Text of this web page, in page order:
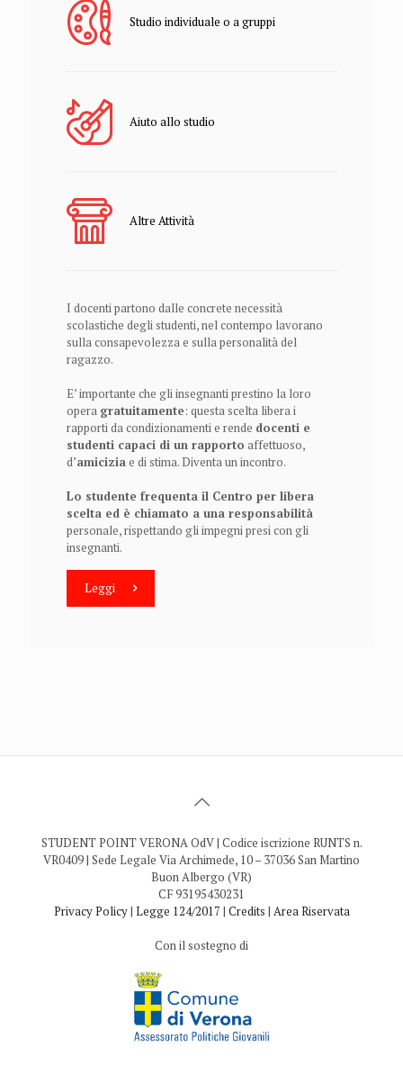
Studio individuale o a gruppi
Aiuto allo studio
Altre Attività
I docenti partono dalle concrete necessità
scolastiche degli studenti, nel contempo lavorano
sulla consapevolezza e sulla personalità del
ragazzo.
E’ importante che gli insegnanti prestino la loro
opera gratuitamente: questa scelta libera i
rapporti da condizionamenti e rende docenti e
studenti capaci di un rapporto affettuoso,
d’amiciziae di stima. Diventa un incontro.
Lo studente frequenta il Centro per libera
scelta ed è chiamato a una responsabilità
personale, rispettando gli impegni presi con gli
insegnanti.
Leggi
STUDENT POINT VERONA OdV | Codice iscrizione RUNTS n.
VR0409 | Sede Legale Via Archimede, 10 – 37036 San Martino
Buon Albergo (VR)
CF 93195430231
Privacy Policy| Legge 124/2017 | Credits | Area Riservata
Con il sostegno di